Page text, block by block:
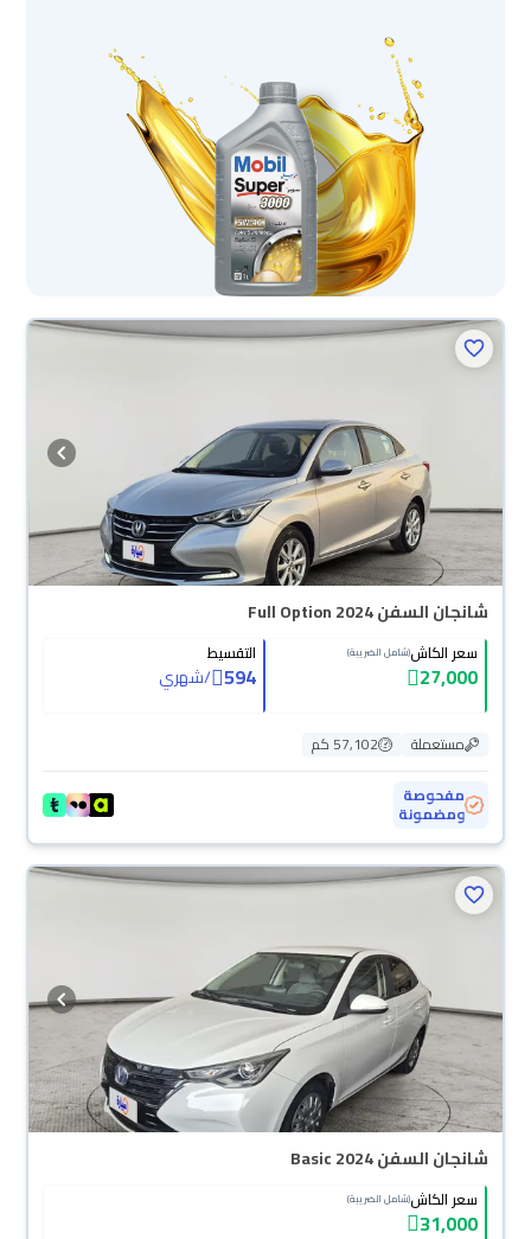
شانجان السفن Full Option 2024
سعر الكاش(شامل الضريبة)
27,000
التقسيط
594
/شهري
مستعملة
57,102 كم
مفحوصة
ومضمونة
محجوزة
شانجان السفن Basic 2024
سعر الكاش(شامل الضريبة)
31,000